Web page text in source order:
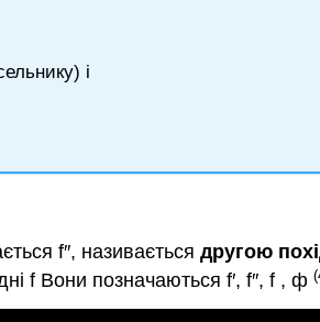
і
f″, називається другою
f Вони позначаються f′, f″, f , ф